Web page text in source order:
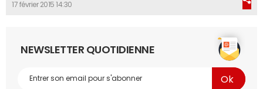
17 février 2015 14:30
NEWSLETTER QUOTIDIENNE